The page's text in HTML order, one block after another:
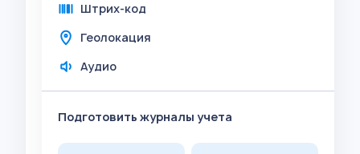
Штрих-код
Геолокация
Аудио
Подготовить журналы учета